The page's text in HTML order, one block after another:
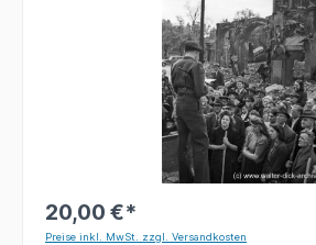
20,00 €*
Preise inkl. MwSt. zzgl. Versandkosten